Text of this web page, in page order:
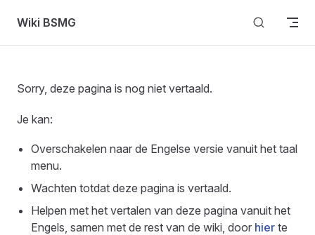
Skip to content
Wiki BSMG
Sorry, deze pagina is nog niet vertaald.
Je kan:
Overschakelen naar de Engelse versie vanuit het taal
menu.
Wachten totdat deze pagina is vertaald.
Helpen met het vertalen van deze pagina vanuit het
Engels, samen met de rest van de wiki, door hier te